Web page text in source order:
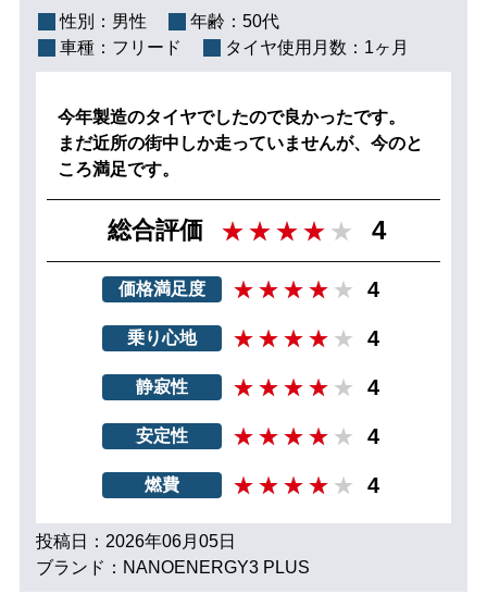
性別： 男性 年齢： 50代
車種： フリード タイヤ使用月数： 1ヶ月
今年製造のタイヤでしたので良かったです。
まだ近所の街中しか走っていませんが、今のと
ころ満足です。
総合評価 4
価格満足度 4
乗り心地 4
静寂性 4
安定性 4
燃費 4
投稿日：2026年06月05日
ブランド：NANOENERGY3 PLUS